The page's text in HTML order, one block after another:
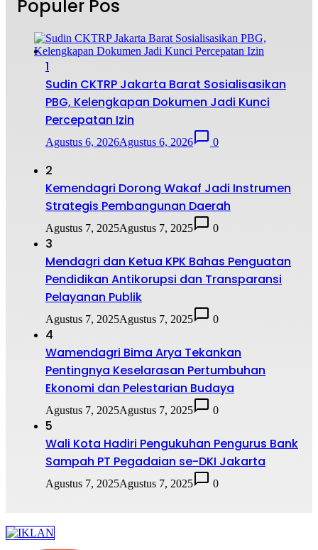
Populer Pos
1
Sudin CKTRP Jakarta Barat Sosialisasikan
PBG, Kelengkapan Dokumen Jadi Kunci
Percepatan Izin
Agustus 6, 2026Agustus 6, 2026 0
2
Kemendagri Dorong Wakaf Jadi Instrumen
Strategis Pembangunan Daerah
Agustus 7, 2025Agustus 7, 2025 0
3
Mendagri dan Ketua KPK Bahas Penguatan
Pendidikan Antikorupsi dan Transparansi
Pelayanan Publik
Agustus 7, 2025Agustus 7, 2025 0
4
Wamendagri Bima Arya Tekankan
Pentingnya Keselarasan Pertumbuhan
Ekonomi dan Pelestarian Budaya
Agustus 7, 2025Agustus 7, 2025 0
5
Wali Kota Hadiri Pengukuhan Pengurus Bank
Sampah PT Pegadaian se-DKI Jakarta
Agustus 7, 2025Agustus 7, 2025 0